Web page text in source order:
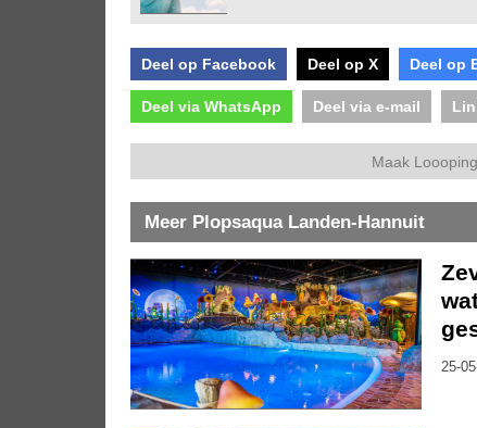
Deel op Facebook Deel op X Deel op
Deel via WhatsApp Deel via e-mail
Maak
Meer Plopsaqua Landen-Hannuit
25-